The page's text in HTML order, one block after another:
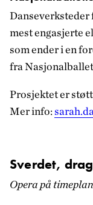
Danseverksteder
mest engasjerte
som ender i en
fra
Prosjektet er
Mer info:
Sverdet,
Opera på